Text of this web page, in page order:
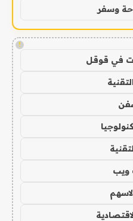
وسفر
!
في قوقل